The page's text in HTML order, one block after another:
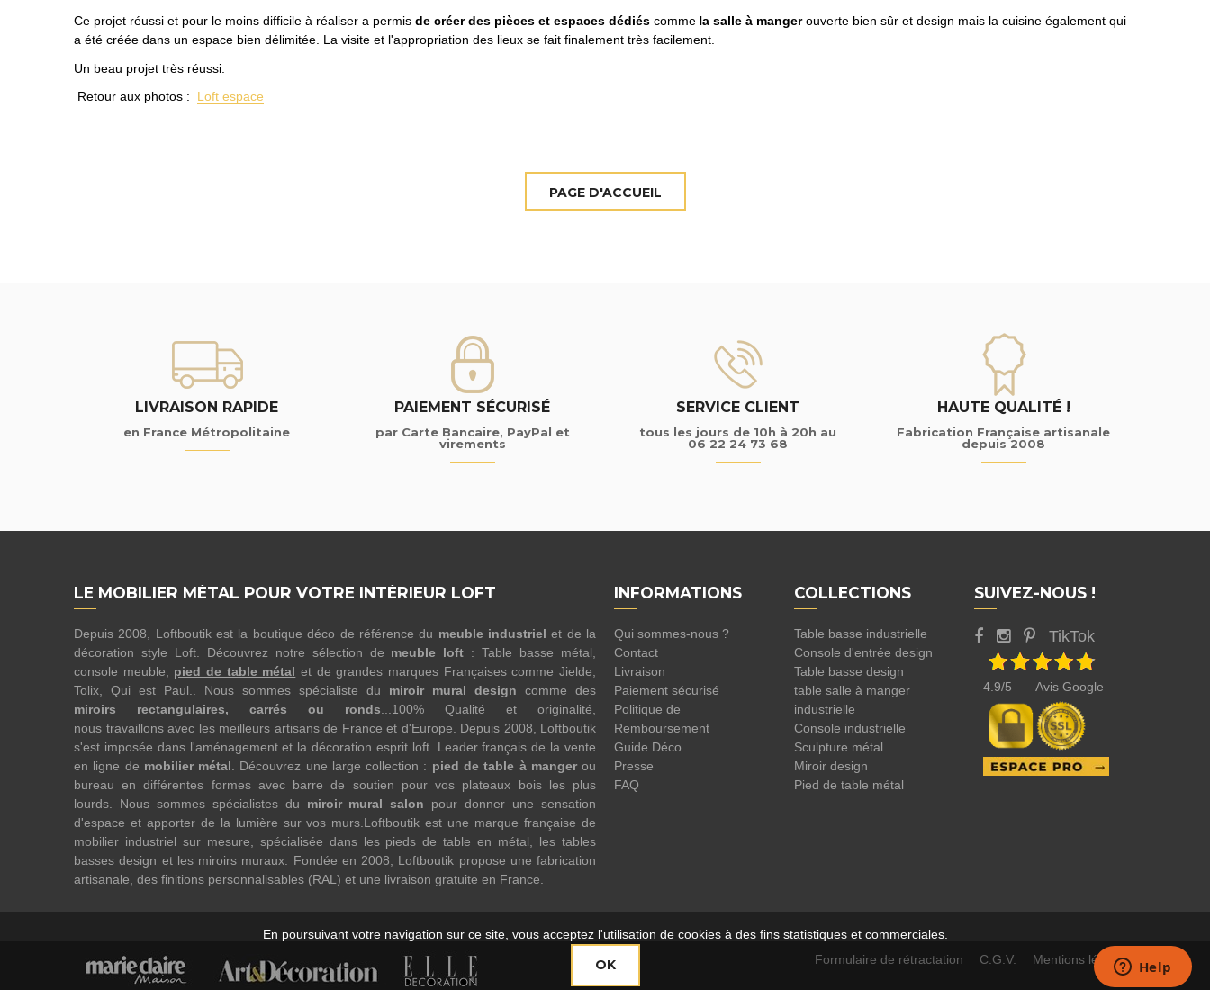
Ce projet réussi et pour le moins difficile à réaliser a permis de créer des pièces et espaces dédiés comme la salle à mangerouverte bien sûr et design mais la cuisine également qui
a été créée dans un espace bien délimitée. La visite et l'appropriation des lieux se fait finalement très facilement.
Un beau projet très réussi.
Retour aux photos : Loft espace
LIVRAISON RAPIDE
en France Métropolitaine
PAIEMENT SÉCURISÉ
par Carte Bancaire, PayPal et
virements
SERVICE CLIENT
tous les jours de 10h à 20h au
06 22 24 73 68
HAUTE QUALITÉ !
Fabrication Française artisanale
depuis 2008
LE MOBILIER MÉTAL POUR VOTRE INTÉRIEUR LOFT
Depuis 2008, Loftboutik est la boutique déco de référence du meuble industriel et de la
décoration style Loft. Découvrez notre sélection de meuble loft : Table basse métal,
console meuble, pied de table métal et de grandes marques Françaises comme Jielde,
Tolix, Qui est Paul.. Nous sommes spécialiste du miroir mural design comme des
miroirs rectangulaires, carrés ou ronds ...100% Qualité et originalité,
nous travaillons avec les meilleurs artisans de France et d'Europe. Depuis 2008, Loftboutik
s'est imposée dans l'aménagement et la décoration esprit loft. Leader français de la vente
en ligne de mobilier métal . Découvrez une large collection : pied de table à mangerou
bureau en différentes formes avec barre de soutien pour vos plateaux bois les plus
lourds. Nous sommes spécialistes du miroir mural salon pour donner une sensation
d'espace et apporter de la lumière sur vos murs.Loftboutik est une marque française de
mobilier industriel sur mesure, spécialisée dans les pieds de table en métal, les tables
basses design et les miroirs muraux. Fondée en 2008, Loftboutik propose une fabrication
artisanale, des finitions personnalisables (RAL) et une livraison gratuite en France.
INFORMATIONS
Qui sommes-nous ?
Contact
Livraison
Paiement sécurisé
Politique de
Remboursement
Guide Déco
Presse
FAQ
COLLECTIONS
Table basse industrielle
Console d'entrée design
Table basse design
table salle à manger
industrielle
Console industrielle
Sculpture métal
Miroir design
Pied de table métal
SUIVEZ-NOUS !
TikTok
4.9/5 — Avis Google
Formulaire de rétractation C.G.V. Mentions légales
En poursuivant votre navigation sur ce site, vous acceptez l'utilisation de cookies à des fins statistiques et commerciales.
OK